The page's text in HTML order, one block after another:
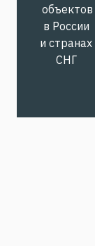
объектов
в России
и странах
СНГ